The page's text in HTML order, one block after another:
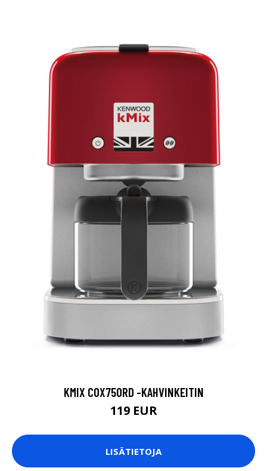
KMIX COX750RD -KAHVINKEITIN
119 EUR
LISÄTIETOJA